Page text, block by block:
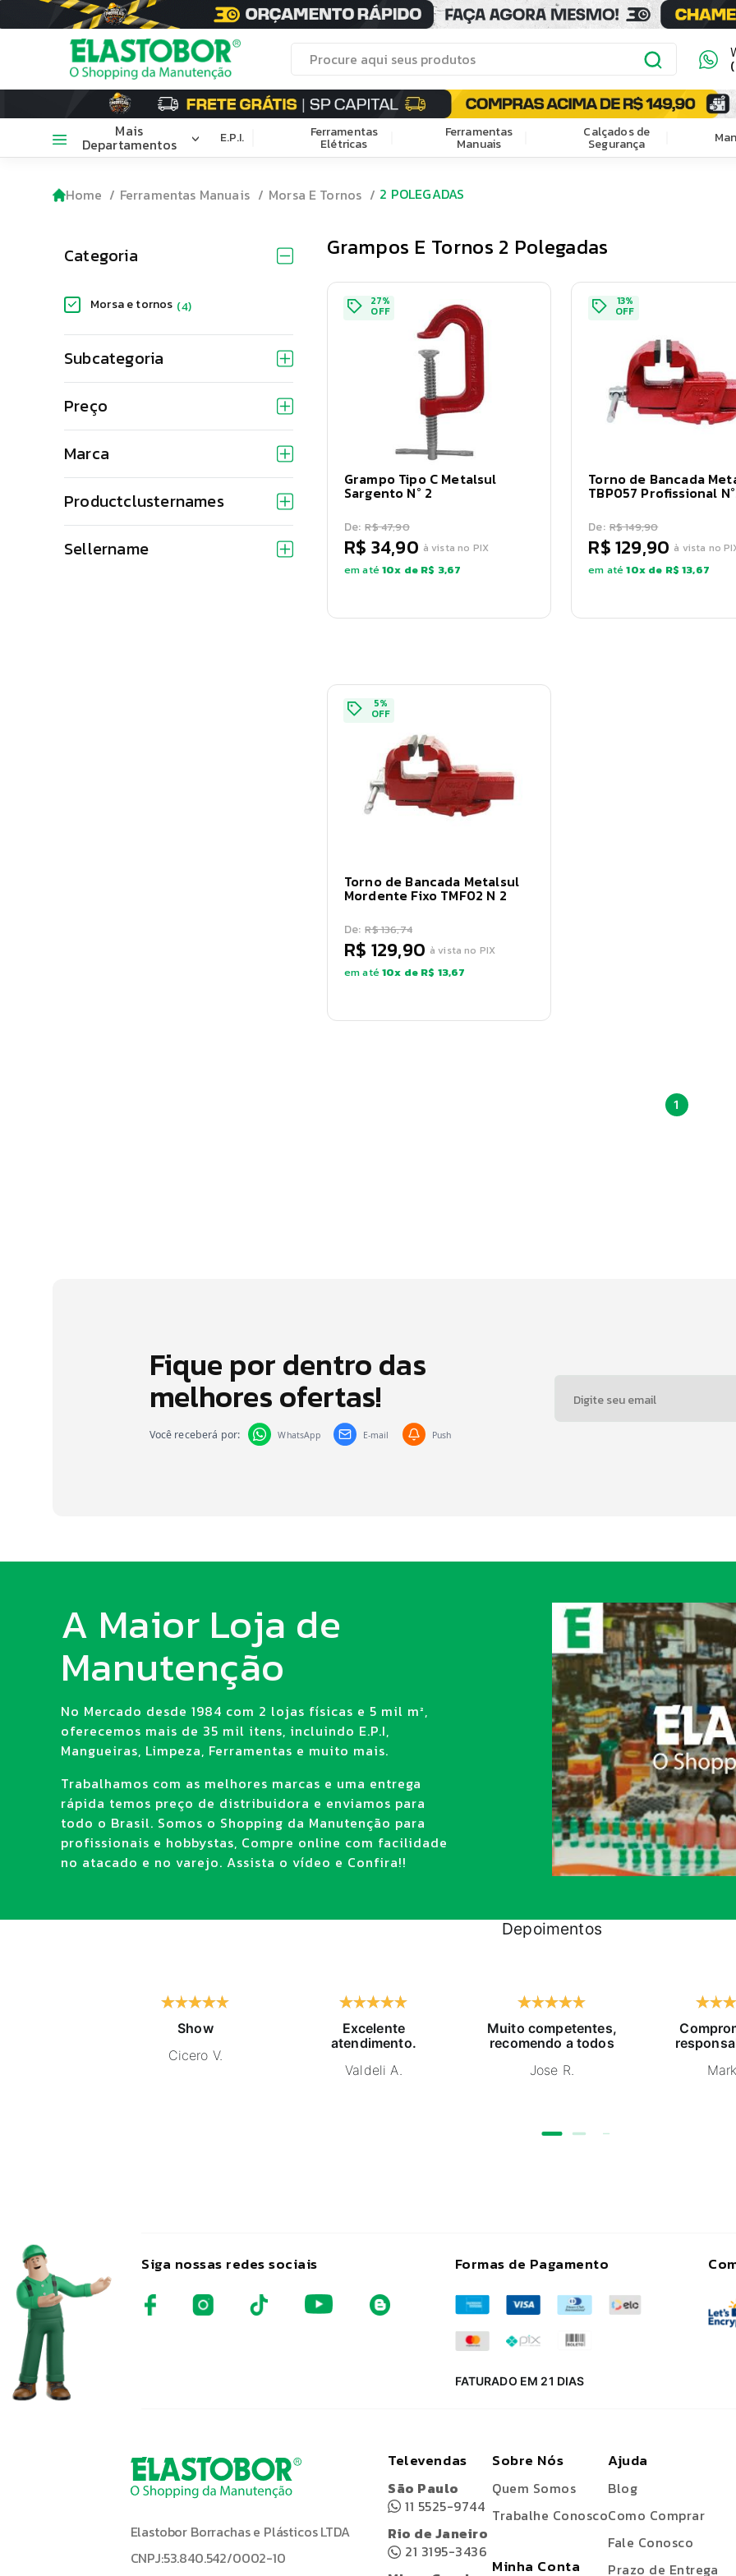
Mais
Departamentos E.P.I. Ferramentas
Elétricas
Ferramentas
Manuais
Calçados de
Segurança
Home Ferramentas Manuais Morsa E Tornos 2 POLEGADAS
Categoria
Morsa e tornos (4)
Subcategoria
Preço
Marca
Productclusternames
Sellername
Grampos E Tornos 2 Polegadas
Grampo Tipo C Metalsul
Sargento N° 2
De: R$ 47,90
R$ 34,90 à vista no PIX
em até10x de R$ 3,67
27%
OFF
Torno de Bancada
TBP057 Profissional
De: R$ 149,90
R$ 129,90 à vista no
em até10x de R$ 13,67
13%
OFF
Torno de Bancada Metalsul
Mordente Fixo TMF02 N 2
De: R$ 136,74
R$ 129,90 à vista no PIX
em até10x de R$ 13,67
5%
OFF
1
Fique por dentro das
melhores ofertas!
Você receberá por: WhatsApp E-mail Push
A Maior Loja de
Manutenção
No Mercado desde 1984 com 2 lojas físicas e 5 mil m²,
oferecemos mais de 35 mil itens, incluindo E.P.I,
Mangueiras, Limpeza, Ferramentas e muito mais.
Trabalhamos com as melhores marcas e uma entrega
rápida temos preço de distribuidora e enviamos para
todo o Brasil. Somos o Shopping da Manutenção para
profissionais e hobbystas, Compre online com facilidade
no atacado e no varejo. Assista o vídeo e Confira!!
Depoimentos
Show
Cicero V.
Excelente
atendimento.
Valdeli A.
Muito competentes,
recomendo a todos
Jose R.
Siga nossas redes sociais Formas de Pagamento
FATURADO EM 21 DIAS
Elastobor Borrachas e Plásticos LTDA
CNPJ:53.840.542/0002-10
Televendas
São Paulo
11 5525-9744
Rio de Janeiro
21 3195-3436
Sobre Nós
Quem Somos
Trabalhe Conosco
Minha Conta
Ajuda
Blog
Como Comprar
Fale Conosco
Prazo de Entrega